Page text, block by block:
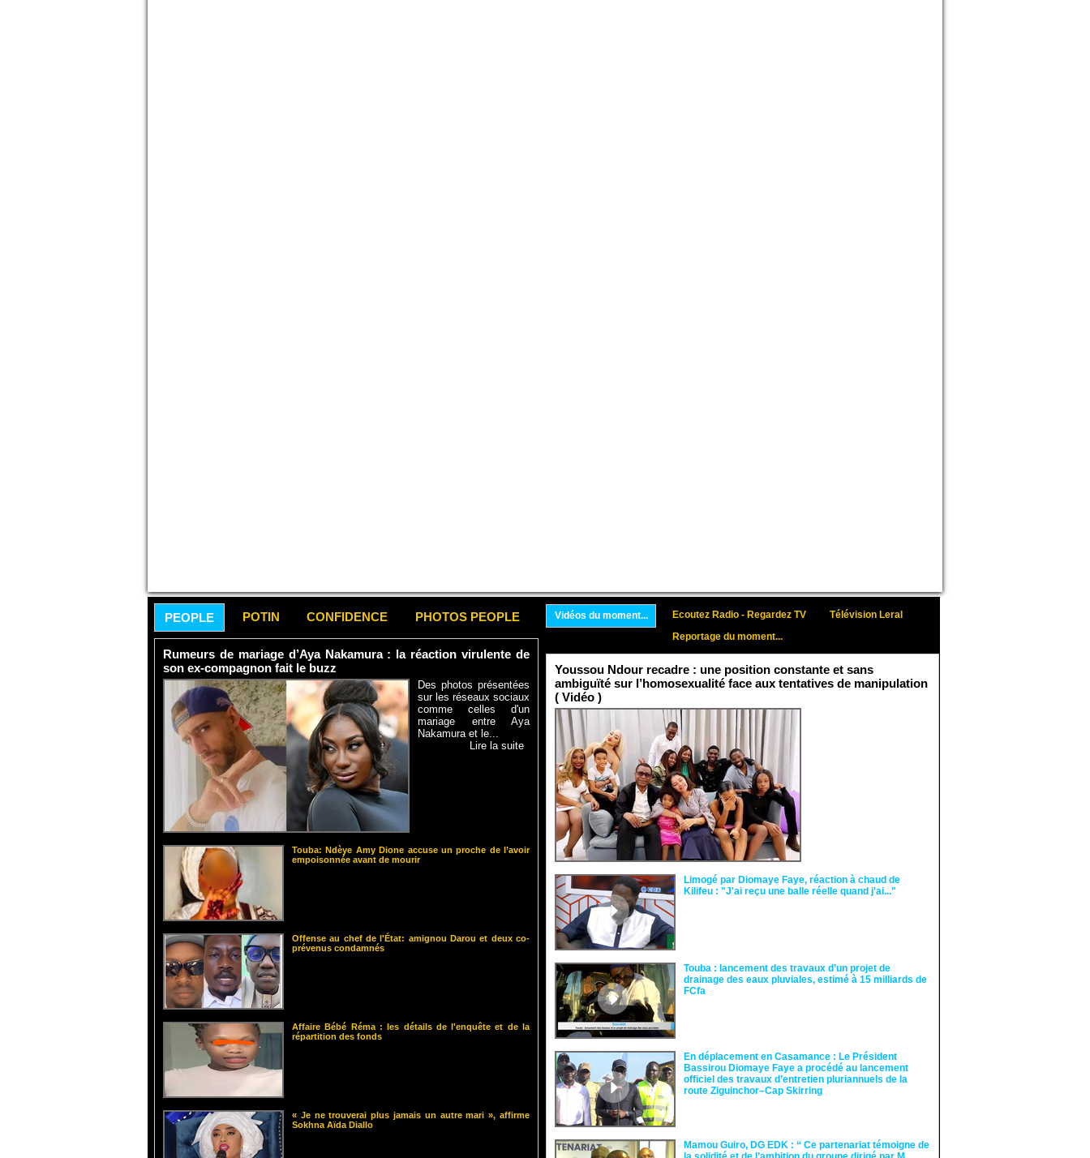
PEOPLE POTIN CONFIDENCE PHOTOS PEOPLE
Rumeurs de mariage d’Aya Nakamura : la réaction virulente de
son ex-compagnon fait le buzz
Des photos présentées
sur les réseaux sociaux
comme celles d'un
mariage entre Aya
Nakamura et le...
Lire la suite
Touba: Ndèye Amy Dione accuse un proche de l’avoir
empoisonnée avant de mourir
Offense au chef de l'État: amignou Darou et deux co-
prévenus condamnés
Affaire Bébé Réma : les détails de l'enquête et de la
répartition des fonds
« Je ne trouverai plus jamais un autre mari », affirme
Sokhna Aïda Diallo
Vidéos du moment... Ecoutez Radio - Regardez TV
Télévision Leral
Reportage du moment...
Youssou Ndour recadre : une position constante et sans
ambiguïté sur l’homosexualité face aux tentatives de manipulation
( Vidéo )
Limogé par Diomaye Faye, réaction à chaud de
Kilifeu : "J'ai reçu une balle réelle quand j'ai..."
Touba : lancement des travaux d’un projet de
drainage des eaux pluviales, estimé à 15 milliards de
FCfa ‎
En déplacement en Casamance : Le Président
Bassirou Diomaye Faye a procédé au lancement
officiel des travaux d’entretien pluriannuels de la
route Ziguinchor–Cap Skirring
Mamou Guiro, DG EDK : “ Ce partenariat témoigne de